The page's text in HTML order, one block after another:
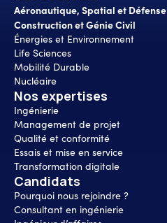
Aéronautique, Spatial et Défense
Construction et Génie Civil
Énergies et Environnement
Life Sciences
Mobilité Durable
Nucléaire
Nos expertises
Ingénierie
Management de projet
Qualité et conformité
Essais et mise en service
Transformation digitale
Candidats
Pourquoi nous rejoindre ?
Consultant en ingénierie